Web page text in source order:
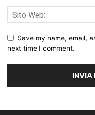
Save my name, email,
next time I comment.